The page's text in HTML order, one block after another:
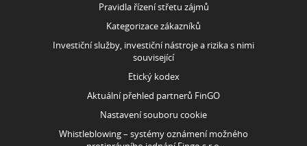
Pravidla řízení střetu zájmů
Kategorizace zákazníků
Investiční služby, investiční nástroje a rizika s nimi
související
Etický kodex
Aktuální přehled partnerů FinGO
Nastavení souboru cookie
Whistleblowing – systémy oznámení možného